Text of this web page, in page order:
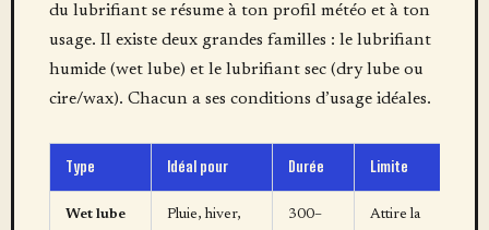
du lubrifiant se résume à ton profil météo et à ton
usage. Il existe deux grandes familles : le lubrifiant
humide (wet lube) et le lubrifiant sec (dry lube ou
cire/wax). Chacun a ses conditions d’usage idéales.
Type Idéal pour Durée Limite
Wet lube
Pluie, hiver,
300–
Attire la